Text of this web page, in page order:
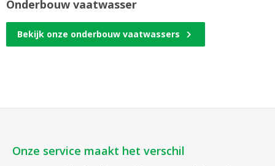
Onderbouw vaatwasser
Bekijk onze onderbouw vaatwassers
Onze service maakt het verschil